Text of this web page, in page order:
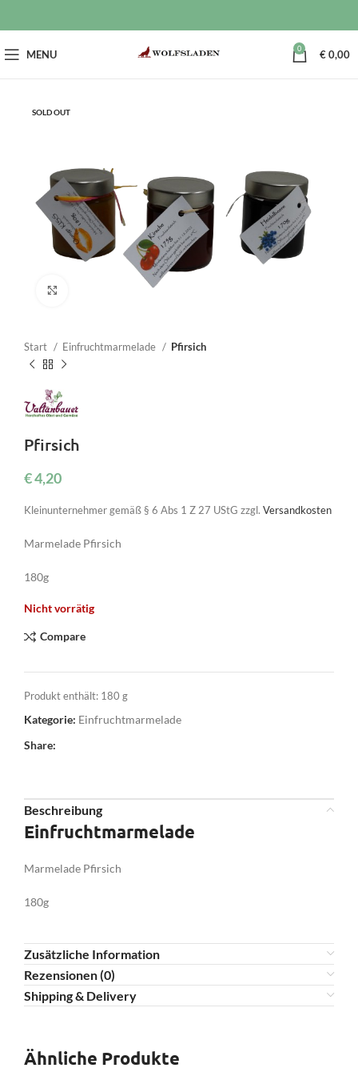
MENU 0 €0,00
SOLD OUT
Start Einfruchtmarmelade Pfirsich
Pfirsich
€4,20
Kleinunternehmer gemäß § 6 Abs 1 Z 27 UStG zzgl. Versandkosten
Marmelade Pfirsich
180g
Nicht vorrätig
Compare
Produkt enthält: 180 g
Kategorie: Einfruchtmarmelade
Share:
Beschreibung
Einfruchtmarmelade
Marmelade Pfirsich
180g
Zusätzliche Information
Rezensionen (0)
Shipping & Delivery
Ähnliche Produkte